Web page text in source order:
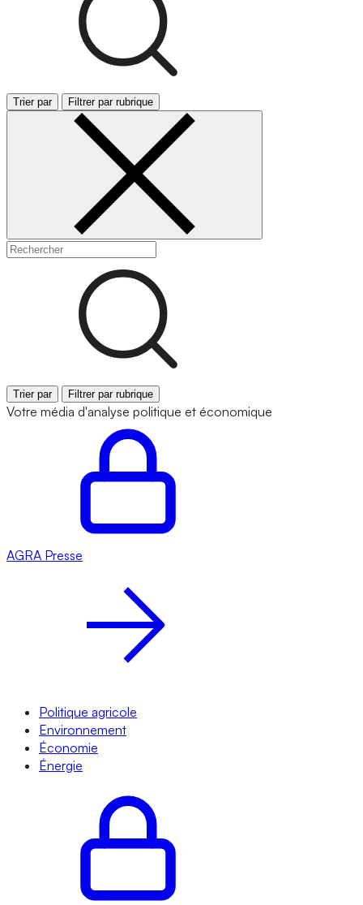
Trier par Filtrer par rubrique
Trier par Filtrer par rubrique
Votre média d'analyse politique et économique
AGRA Presse
Politique agricole
Environnement
Économie
Énergie